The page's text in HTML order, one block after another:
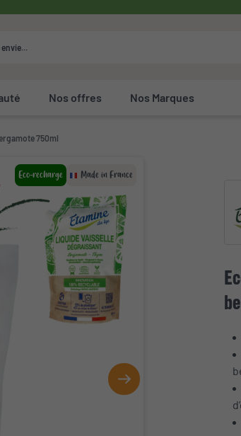
Nos offres Nos Marques
750ml
Made in France
Eco-recharge